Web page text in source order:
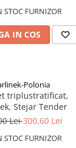
STOC FURNIZOR
IN COS
Polonia
triplustratificat,
Stejar Tender
Lei300,60 Lei
STOC FURNIZOR